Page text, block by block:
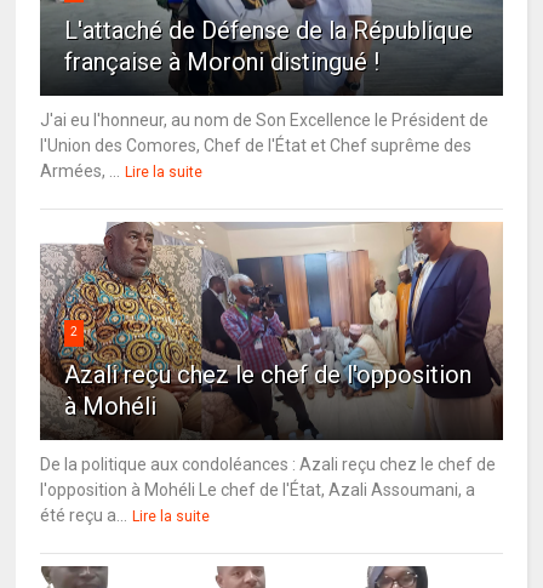
L'attaché de Défense de la République
française à Moroni distingué !
J'ai eu l'honneur, au nom de Son Excellence le Président de
l'Union des Comores, Chef de l'État et Chef suprême des
Armées, ...
Lire la suite
2
Azali reçu chez le chef de l'opposition
à Mohéli
De la politique aux condoléances : Azali reçu chez le chef de
l'opposition à Mohéli Le chef de l'État, Azali Assoumani, a
été reçu a...
Lire la suite